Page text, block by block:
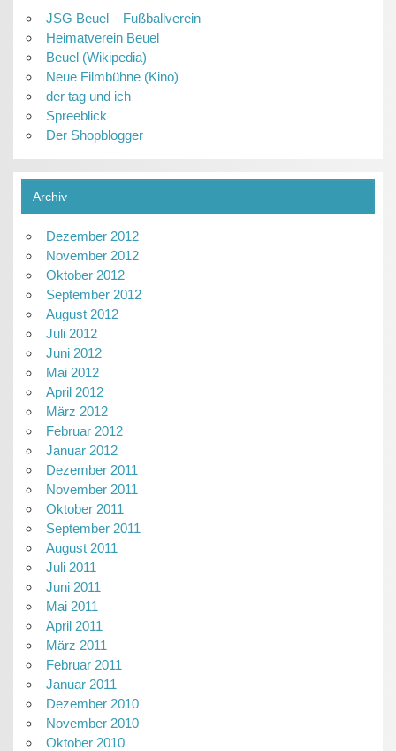
JSG Beuel – Fußballverein
Heimatverein Beuel
Beuel (Wikipedia)
Neue Filmbühne (Kino)
der tag und ich
Spreeblick
Der Shopblogger
Archiv
Dezember 2012
November 2012
Oktober 2012
September 2012
August 2012
Juli 2012
Juni 2012
Mai 2012
April 2012
März 2012
Februar 2012
Januar 2012
Dezember 2011
November 2011
Oktober 2011
September 2011
August 2011
Juli 2011
Juni 2011
Mai 2011
April 2011
März 2011
Februar 2011
Januar 2011
Dezember 2010
November 2010
Oktober 2010